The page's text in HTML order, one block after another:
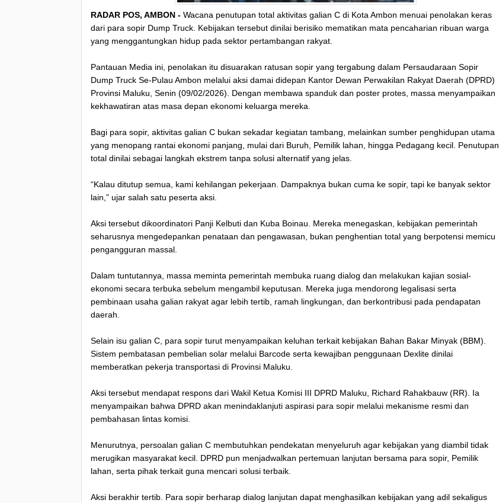
RADAR POS, AMBON - Wacana penutupan total aktivitas galian C di Kota Ambon menuai penolakan keras
dari para sopir Dump Truck. Kebijakan tersebut dinilai berisiko mematikan mata pencaharian ribuan warga
yang menggantungkan hidup pada sektor pertambangan rakyat.
Pantauan Media ini, penolakan itu disuarakan ratusan sopir yang tergabung dalam Persaudaraan Sopir
Dump Truck Se-Pulau Ambon melalui aksi damai didepan Kantor Dewan Perwakilan Rakyat Daerah (DPRD)
Provinsi Maluku, Senin (09/02/2026). Dengan membawa spanduk dan poster protes, massa menyampaikan
kekhawatiran atas masa depan ekonomi keluarga mereka.
Bagi para sopir, aktivitas galian C bukan sekadar kegiatan tambang, melainkan sumber penghidupan utama
yang menopang rantai ekonomi panjang, mulai dari Buruh, Pemilik lahan, hingga Pedagang kecil. Penutupan
total dinilai sebagai langkah ekstrem tanpa solusi alternatif yang jelas.
“Kalau ditutup semua, kami kehilangan pekerjaan. Dampaknya bukan cuma ke sopir, tapi ke banyak sektor
lain,” ujar salah satu peserta aksi.
Aksi tersebut dikoordinatori Panji Kelbuti dan Kuba Boinau. Mereka menegaskan, kebijakan pemerintah
seharusnya mengedepankan penataan dan pengawasan, bukan penghentian total yang berpotensi memicu
pengangguran massal.
Dalam tuntutannya, massa meminta pemerintah membuka ruang dialog dan melakukan kajian sosial-
ekonomi secara terbuka sebelum mengambil keputusan. Mereka juga mendorong legalisasi serta
pembinaan usaha galian rakyat agar lebih tertib, ramah lingkungan, dan berkontribusi pada pendapatan
daerah.
Selain isu galian C, para sopir turut menyampaikan keluhan terkait kebijakan Bahan Bakar Minyak (BBM).
Sistem pembatasan pembelian solar melalui Barcode serta kewajiban penggunaan Dexlite dinilai
memberatkan pekerja transportasi di Provinsi Maluku.
Aksi tersebut mendapat respons dari Wakil Ketua Komisi III DPRD Maluku, Richard Rahakbauw (RR). Ia
menyampaikan bahwa DPRD akan menindaklanjuti aspirasi para sopir melalui mekanisme resmi dan
pembahasan lintas komisi.
Menurutnya, persoalan galian C membutuhkan pendekatan menyeluruh agar kebijakan yang diambil tidak
merugikan masyarakat kecil. DPRD pun menjadwalkan pertemuan lanjutan bersama para sopir, Pemilik
lahan, serta pihak terkait guna mencari solusi terbaik.
Aksi berakhir tertib. Para sopir berharap dialog lanjutan dapat menghasilkan kebijakan yang adil sekaligus